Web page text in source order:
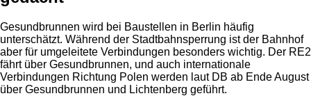
Gesundbrunnen wird bei Baustellen in Berlin häufig
unterschätzt. Während der Stadtbahnsperrung ist der Bahnhof
aber für umgeleitete Verbindungen besonders wichtig. Der RE2
fährt über Gesundbrunnen, und auch internationale
Verbindungen Richtung Polen werden laut DB ab Ende August
über Gesundbrunnen und Lichtenberg geführt.